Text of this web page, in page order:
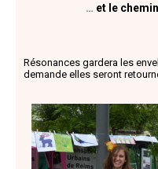
… et le
Résonances gardera les
demande elles seront